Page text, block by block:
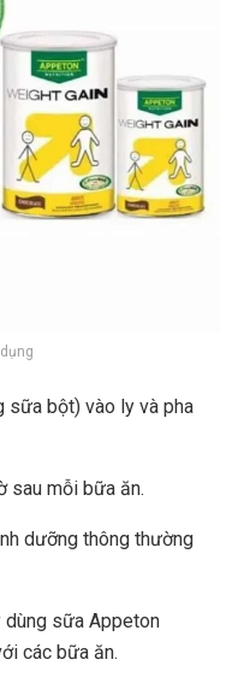
sữa bột) vào ly và pha
sau mỗi bữa ăn.
dưỡng thông thường
dùng sữa Appeton
các bữa ăn.